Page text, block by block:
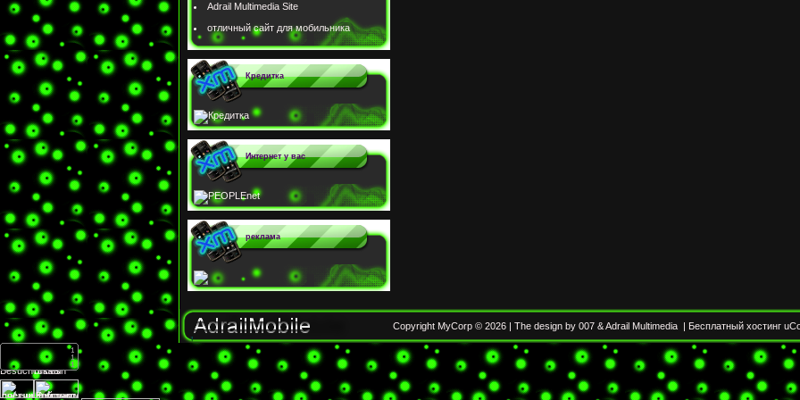
Adrail Multimedia Site
отличный сайт для мобильника
Кредитка
Интернет у вас
реклама
Copyright MyCorp © 2026 | The design by 007 &Adrail Multimedia | Бесплатный хостинг